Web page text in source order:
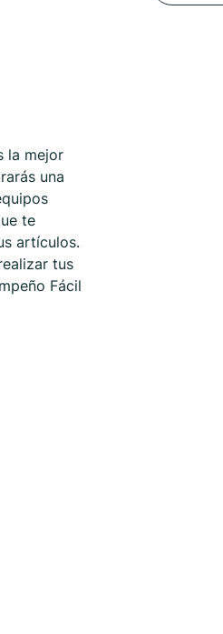
la mejor
una
te
artículos.
tus
Fácil